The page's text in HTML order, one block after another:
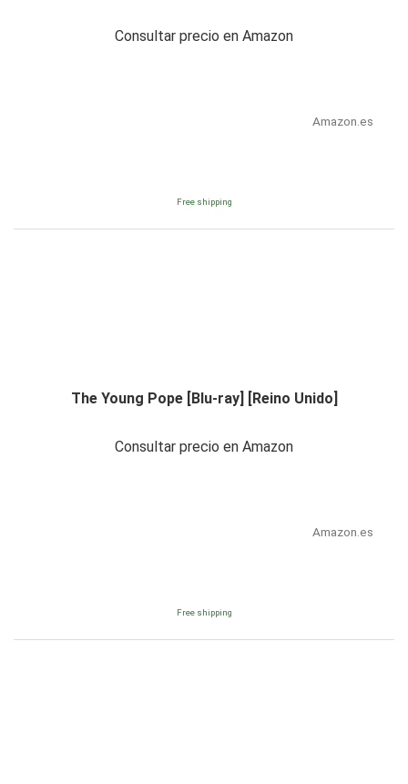
Consultar precio en Amazon
Amazon.es
Free shipping
The Young Pope [Blu-ray] [Reino Unido]
Consultar precio en Amazon
Amazon.es
Free shipping